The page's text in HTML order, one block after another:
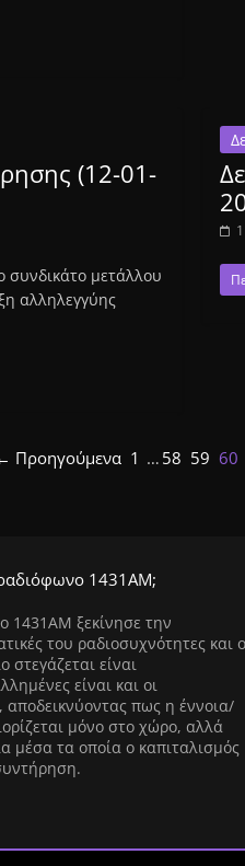
(12-01-
μετάλλου
αλληλεγγύης
Προηγούμενα 1 … 58 59 60
ραδιόφωνο 1431ΑΜ;
1431AM ξεκίνησε την
του ραδιοσυχνότητες και ο
είναι
είναι και οι
αποδεικνύοντας πως η έννοια/
μόνο στο χώρο, αλλά
μέσα τα οποία ο καπιταλισμός